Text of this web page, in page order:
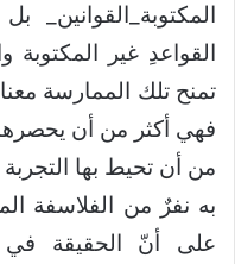
القواعدِ غير
تمنح تلك الممارسة
فهي أكثر من أن
من أن تحيط بها
به نفرٌ من الفلاسفة
على أنّ الحقيقة في